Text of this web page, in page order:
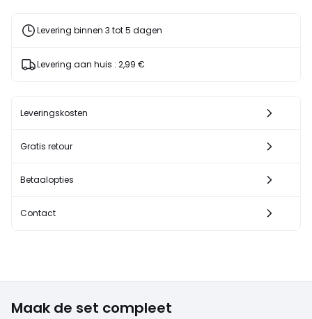
Levering binnen 3 tot 5 dagen
Levering aan huis : 2,99 €
Leveringskosten
Gratis retour
Betaalopties
Contact
Maak de set compleet